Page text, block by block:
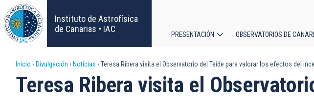
Pasar
al
contenido
principal
Instituto de Astrofísica
de Canarias • IAC
principal
PRESENTACIÓN OBSERVATORIOS DE
Sobrescribir
enlaces
Inicio Divulgación Noticias Teresa Ribera visita el Observatorio del Teide para valorar los efectos del
Teresa Ribera visita el